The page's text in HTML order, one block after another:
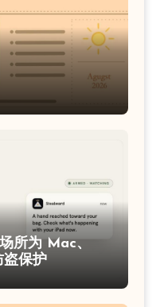
所为 Mac、
保护